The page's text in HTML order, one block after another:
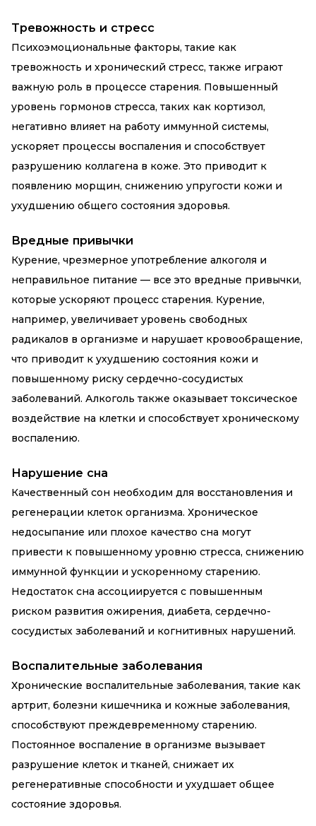
Тревожность и стресс
Психоэмоциональные факторы, такие как
тревожность и хронический стресс, также играют
важную роль в процессе старения. Повышенный
уровень гормонов стресса, таких как кортизол,
негативно влияет на работу иммунной системы,
ускоряет процессы воспаления и способствует
разрушению коллагена в коже. Это приводит к
появлению морщин, снижению упругости кожи и
ухудшению общего состояния здоровья.
Вредные привычки
Курение, чрезмерное употребление алкоголя и
неправильное питание — все это вредные привычки,
которые ускоряют процесс старения. Курение,
например, увеличивает уровень свободных
радикалов в организме и нарушает кровообращение,
что приводит к ухудшению состояния кожи и
повышенному риску сердечно-сосудистых
заболеваний. Алкоголь также оказывает токсическое
воздействие на клетки и способствует хроническому
воспалению.
Нарушение сна
Качественный сон необходим для восстановления и
регенерации клеток организма. Хроническое
недосыпание или плохое качество сна могут
привести к повышенному уровню стресса, снижению
иммунной функции и ускоренному старению.
Недостаток сна ассоциируется с повышенным
риском развития ожирения, диабета, сердечно-
сосудистых заболеваний и когнитивных нарушений.
Воспалительные заболевания
Хронические воспалительные заболевания, такие как
артрит, болезни кишечника и кожные заболевания,
способствуют преждевременному старению.
Постоянное воспаление в организме вызывает
разрушение клеток и тканей, снижает их
регенеративные способности и ухудшает общее
состояние здоровья.